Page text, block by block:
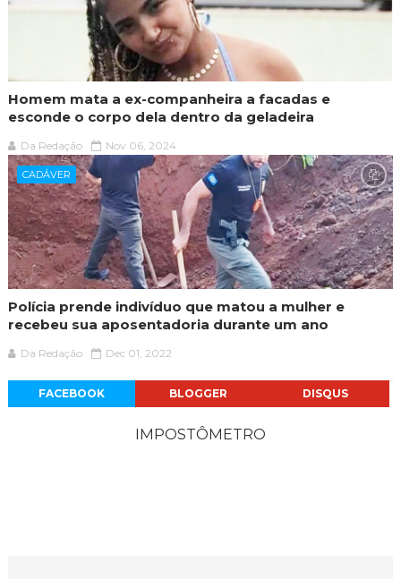
Homem mata a ex-companheira a facadas e
esconde o corpo dela dentro da geladeira
Da Redação Nov 06, 2024
CADÁVER
Polícia prende indivíduo que matou a mulher e
recebeu sua aposentadoria durante um ano
Da Redação Dec 01, 2022
FACEBOOK BLOGGER DISQUS
IMPOSTÔMETRO